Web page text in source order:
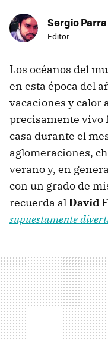
Sergio Parra
Editor
Los océanos del
en esta época del
vacaciones y calor
precisamente vivo
casa durante el
aglomeraciones,
verano y, en
con un grado de
recuerda alDavid
supuestamente